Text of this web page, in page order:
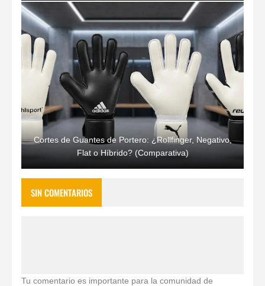
Cortes de Guantes de Portero: ¿Rollfinger, Negativo,
Flat o Híbrido? (Comparativa)
SIN COMENTARIOS
Tu comentario es importante para la comunidad de